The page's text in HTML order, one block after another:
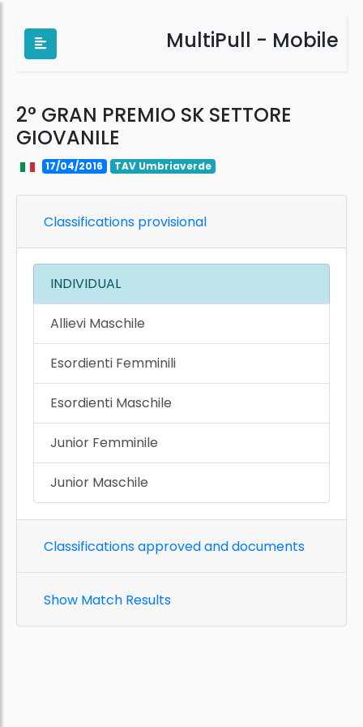
MultiPull - Mobile
2° GRAN PREMIO SK SETTORE
GIOVANILE
17/04/2016 TAV Umbriaverde
Classifications provisional
INDIVIDUAL
Allievi Maschile
Esordienti Femminili
Esordienti Maschile
Junior Femminile
Junior Maschile
Classifications approved and documents
Show Match Results